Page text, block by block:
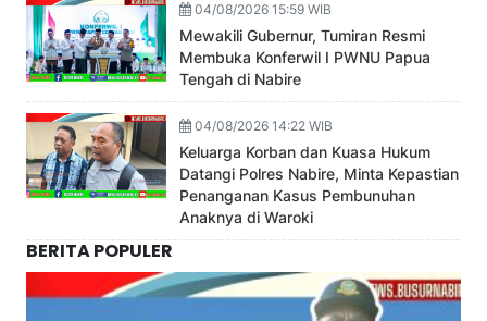
04/08/2026 15:59 WIB
Mewakili Gubernur, Tumiran Resmi
Membuka Konferwil I PWNU Papua
Tengah di Nabire
04/08/2026 14:22 WIB
Keluarga Korban dan Kuasa Hukum
Datangi Polres Nabire, Minta Kepastian
Penanganan Kasus Pembunuhan
Anaknya di Waroki
BERITA POPULER